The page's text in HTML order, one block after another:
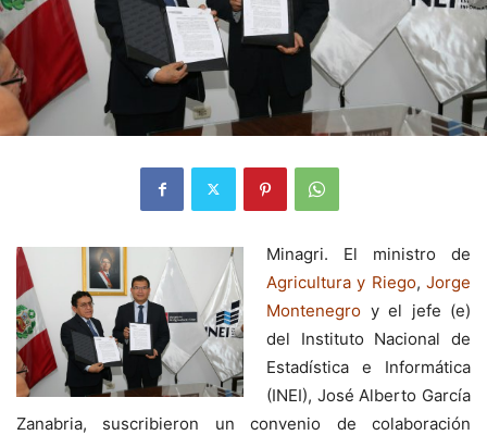
Minagri. El ministro de
Agricultura y Riego,Jorge
Montenegro y el jefe (e)
del Instituto Nacional de
Estadística e Informática
(INEI), José Alberto García
Zanabria, suscribieron un convenio de colaboración